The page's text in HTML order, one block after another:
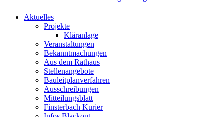
Aktuelles
Projekte
Kläranlage
Veranstaltungen
Bekanntmachungen
Aus dem Rathaus
Stellenangebote
Bauleitplanverfahren
Ausschreibungen
Mitteilungsblatt
Finsterbach Kurier